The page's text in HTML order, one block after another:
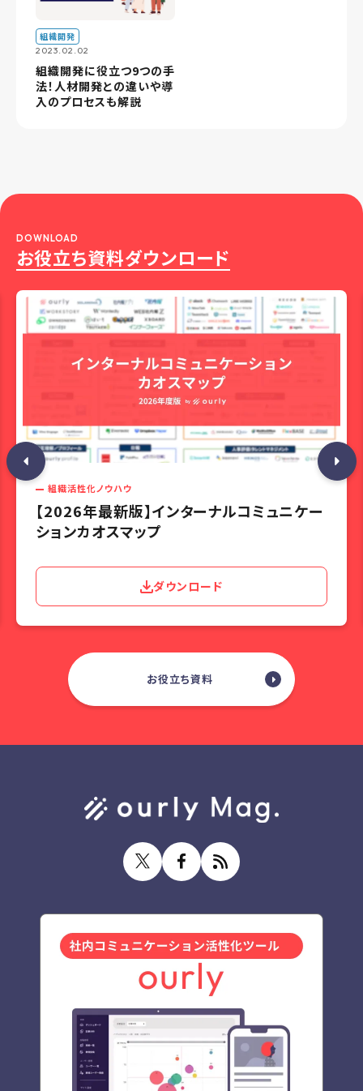
組織開発
2023.02.02
組織開発に役立つ9つの手
法！人材開発との違いや導
入のプロセスも解説
お役立ち資料ダウンロード
DOWNLOAD
組織活性化ノウハウ
【2026年最新版】インターナルコミュニケー
ションカオスマップ
ダウンロード
お役立ち資料